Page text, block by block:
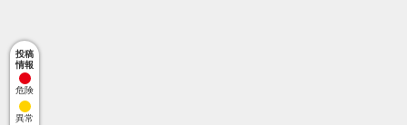
投稿
情報
危険
異常